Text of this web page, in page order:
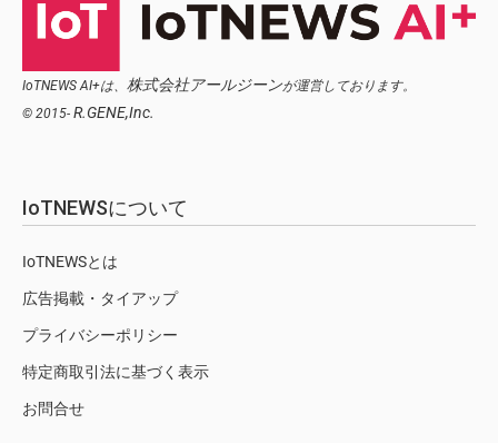
IoTNEWS AI+は、 株式会社アールジーンが運営しております。
© 2015- R.GENE,Inc.
IoTNEWSについて
IoTNEWSとは
広告掲載・タイアップ
プライバシーポリシー
特定商取引法に基づく表示
お問合せ